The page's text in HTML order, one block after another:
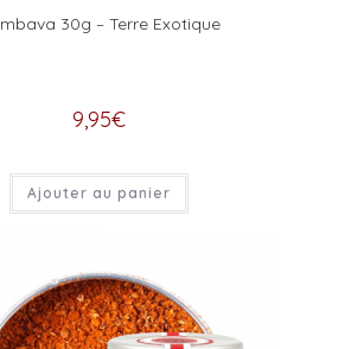
30g – Terre Exotique
9,95€
Ajouter au panier